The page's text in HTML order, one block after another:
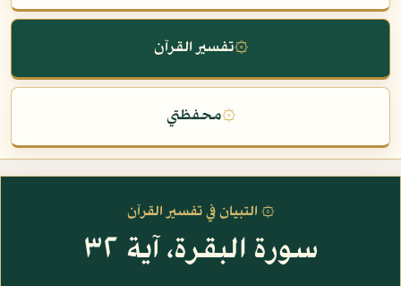
۞تفسير القرآن
۞محفظتي
۞ التبيان في تفسير القرآن
سورة البقرة، آية ٣٢